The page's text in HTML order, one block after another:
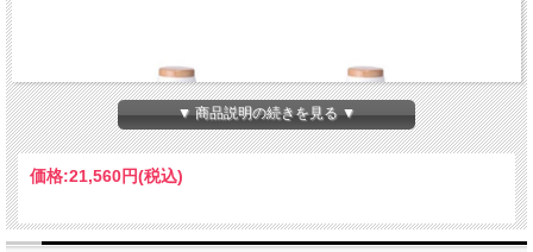
▼ 商品説明の続きを見る ▼
価格:21,560円(税込)